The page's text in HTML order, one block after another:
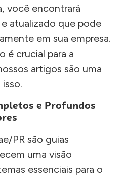
você encontrará
atualizado que pode
em sua empresa.
é crucial para a
artigos são uma
e Profundos
PR são guias
uma visão
essenciais para o